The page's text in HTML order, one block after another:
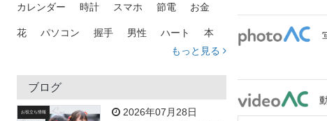
カレンダー 時計 スマホ 節電 お金
花 パソコン 握手 男性 ハート 本
トラック 木
吹き出し
飛行機 グラフ ビル 魚 家族 書類
もっと見る
ブログ
お役立ち情報 2026年07月28日